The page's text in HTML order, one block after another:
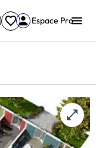
Espace Pro